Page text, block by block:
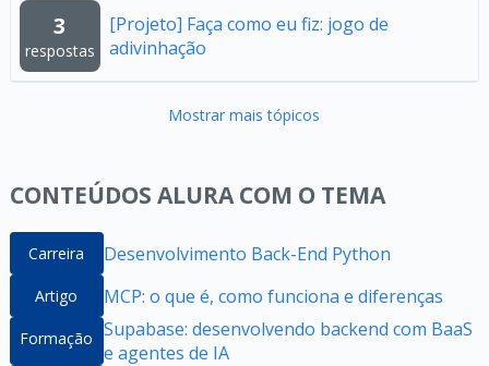
3
respostas
[Projeto] Faça como eu fiz: jogo de
adivinhação
Mostrar mais tópicos
CONTEÚDOS ALURA COM O TEMA
Carreira Desenvolvimento Back-End Python
Artigo MCP: o que é, como funciona e diferenças
Formação Supabase: desenvolvendo backend com BaaS
e agentes de IA